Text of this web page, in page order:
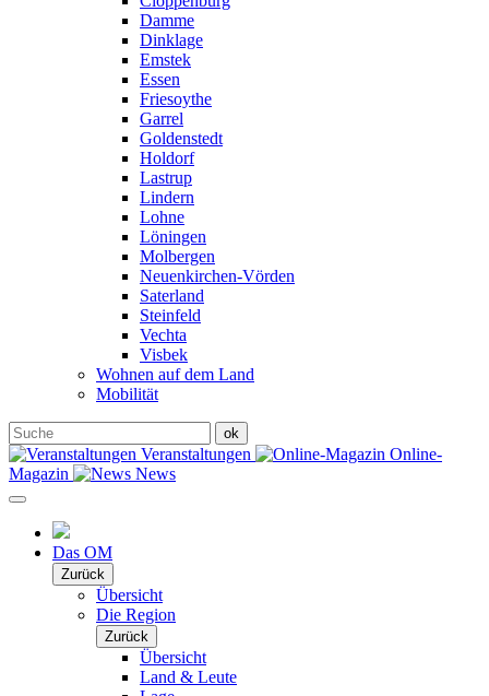
Damme
Dinklage
Emstek
Essen
Friesoythe
Garrel
Goldenstedt
Holdorf
Lastrup
Lindern
Lohne
Löningen
Molbergen
Neuenkirchen-Vörden
Saterland
Steinfeld
Vechta
Visbek
Wohnen auf dem Land
Mobilität
Veranstaltungen
Online-
Magazin
News
Das OM
Zurück
Übersicht
Die Region
Zurück
Übersicht
Land & Leute